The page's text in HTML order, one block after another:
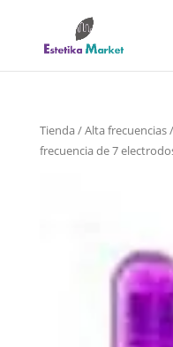
Tienda/Alta frecuencias/
frecuencia de 7